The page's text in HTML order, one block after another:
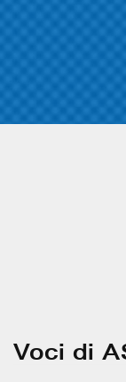
Voci di